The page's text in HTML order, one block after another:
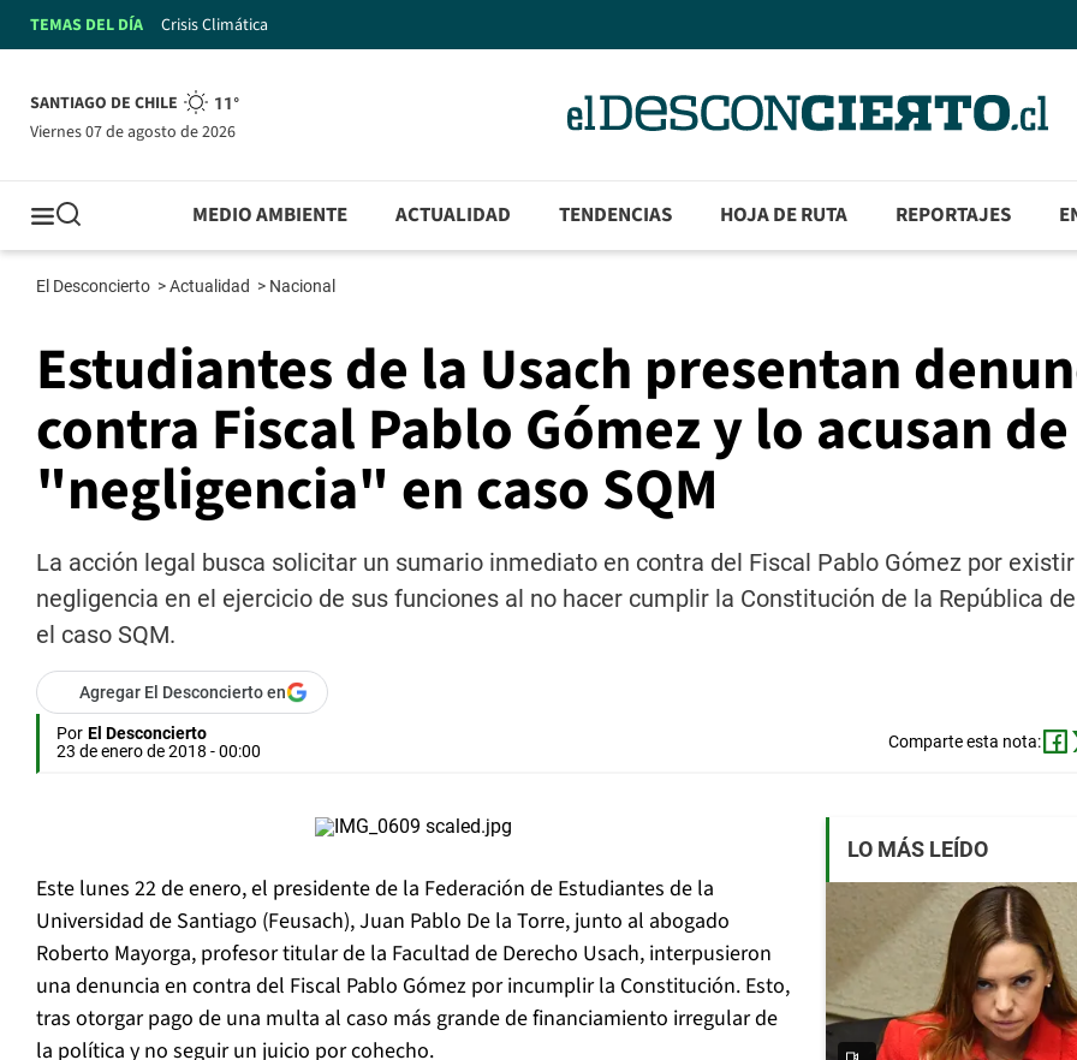
TEMAS DEL DÍA Crisis Climática
SANTIAGO DE CHILE 11°
viernes 07 de agosto de 2026
MEDIO AMBIENTE ACTUALIDAD TENDENCIAS HOJA DE RUTA REPORTAJES
El Desconcierto >Actualidad > Nacional
Estudiantes de la Usach presentan
contra Fiscal Pablo Gómez y lo acusan de
"negligencia" en caso SQM
La acción legal busca solicitar un sumario inmediato en contra del Fiscal Pablo Gómez por existir
negligencia en el ejercicio de sus funciones al no hacer cumplir la Constitución de la República
el caso SQM.
Agregar El Desconcierto en
Por El Desconcierto
23 de enero de 2018 - 00:00
Comparte esta nota:
Este lunes 22 de enero, el presidente de la Federación de Estudiantes de la
Universidad de Santiago (Feusach), Juan Pablo De la Torre, junto al abogado
Roberto Mayorga, profesor titular de la Facultad de Derecho Usach, interpusieron
una denuncia en contra del Fiscal Pablo Gómez por incumplir la Constitución. Esto,
tras otorgar pago de una multa al caso más grande de financiamiento irregular de
la política y no seguir un juicio por cohecho.
LO MÁS LEÍDO